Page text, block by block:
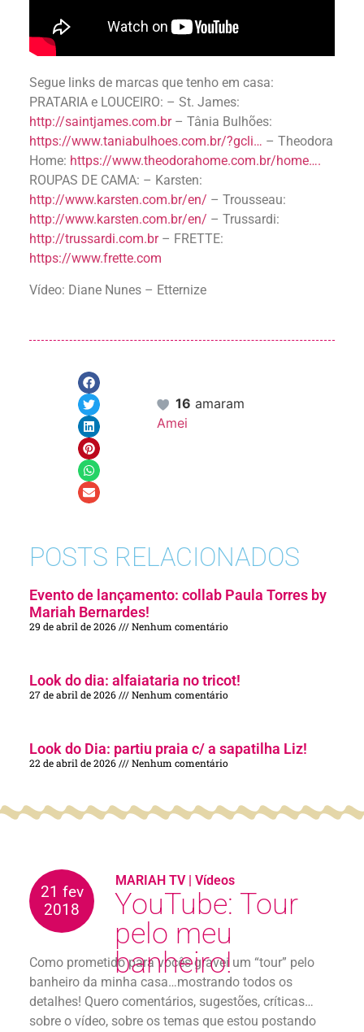
Segue links de marcas que tenho em casa:
PRATARIA e LOUCEIRO: – St. James:
http://saintjames.com.br– Tânia Bulhões:
https://www.taniabulhoes.com.br/?gcli… – Theodora
Home: https://www.theodorahome.com.br/home….
ROUPAS DE CAMA: – Karsten:
http://www.karsten.com.br/en/ – Trousseau:
http://www.karsten.com.br/en/ – Trussardi:
http://trussardi.com.br– FRETTE:
https://www.frette.com
Vídeo: Diane Nunes – Etternize
16 amaram
Amei
POSTS RELACIONADOS
Evento de lançamento: collab Paula Torres by
Mariah Bernardes!
29 de abril de 2026 Nenhum comentário
Look do dia: alfaiataria no tricot!
27 de abril de 2026 Nenhum comentário
Look do Dia: partiu praia c/ a sapatilha Liz!
22 de abril de 2026 Nenhum comentário
21 fev
2018
MARIAH TV| Vídeos
YouTube: Tour
pelo meu
banheiro!
Como prometido para vocês gravei um “tour” pelo
banheiro da minha casa…mostrando todos os
detalhes! Quero comentários, sugestões, críticas…
sobre o vídeo, sobre os temas que estou postando